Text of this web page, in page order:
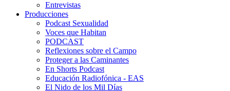
Entrevistas
Producciones
Podcast Sexualidad
Voces que Habitan
PODCAST
Reflexiones sobre el Campo
Proteger a las Caminantes
En Shorts Podcast
Educación Radiofónica - EAS
El Nido de los Mil Días